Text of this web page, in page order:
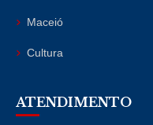
Maceió
Cultura
ATENDIMENTO